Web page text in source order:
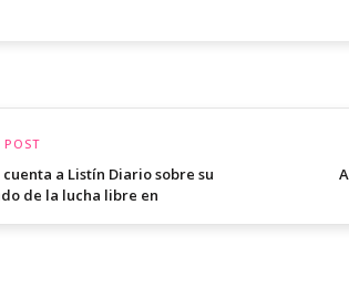
POST
a Listín Diario sobre su
de la lucha libre en